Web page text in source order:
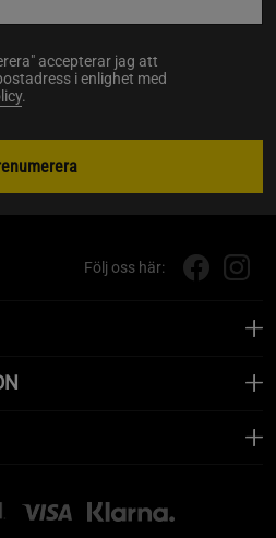
accepterar jag att
i enlighet med
.
Följ oss här: